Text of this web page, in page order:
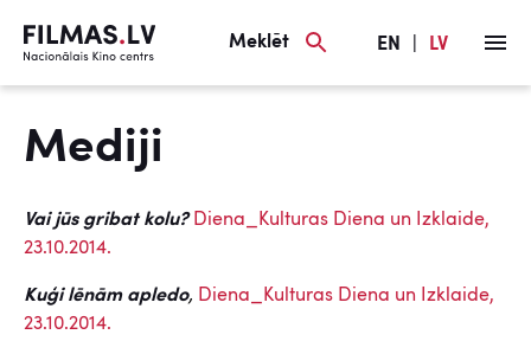
Meklēt EN LV
Mediji
Vai jūs gribat kolu? Diena_Kulturas Diena un Izklaide,
23.10.2014.
Kuģi lēnām apledo, Diena_Kulturas Diena un Izklaide,
23.10.2014.